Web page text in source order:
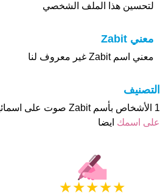
لتحسين هذا الملف الشخصي
معني Zabit
معني اسم Zabit غير معروف لنا
التصنيف
1 الأشخاص بأسم Zabit صوت على اسمائهم . من فضلك
على اسمك ايضا
★
★
★
★
★